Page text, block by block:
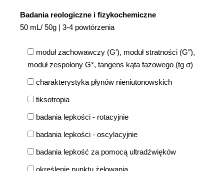
Badania reologiczne i fizykochemiczne
50 mL/ 50g | 3-4 powtórzenia
moduł zachowawczy (G′), moduł stratności (G″),
moduł zespolony G*, tangens kąta fazowego (tg σ)
charakterystyka płynów nieniutonowskich
tiksotropia
badania lepkości - rotacyjnie
badania lepkości - oscylacyjnie
badania lepkość za pomocą ultradźwięków
określenie punktu żelowania